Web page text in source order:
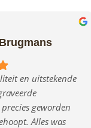
en uitstekende
geworden
Alles was